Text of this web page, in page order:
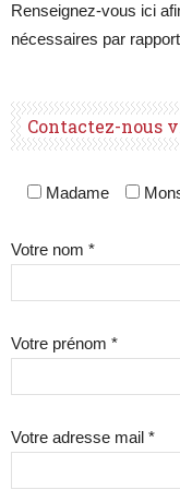
Renseignez-vous ici
nécessaires par
Contactez-nous
Madame
Votre nom *
Votre prénom *
Votre adresse mail *